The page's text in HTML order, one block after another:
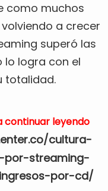
como muchos
a crecer
superó las
lo logra con el
totalidad.
continuar leyendo
cultura-
por-streaming-
por-cd/